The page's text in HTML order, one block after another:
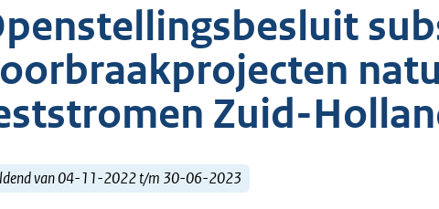
Zuid-
van 04-11-2022 t/m 30-06-2023